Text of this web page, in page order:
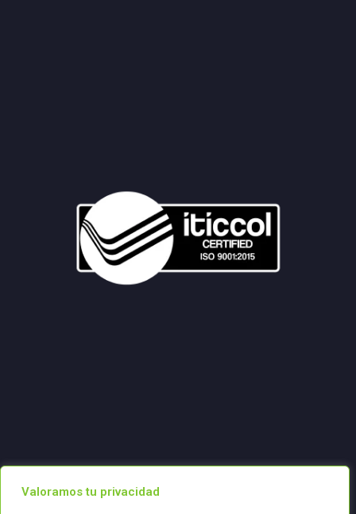
Valoramos tu privacidad